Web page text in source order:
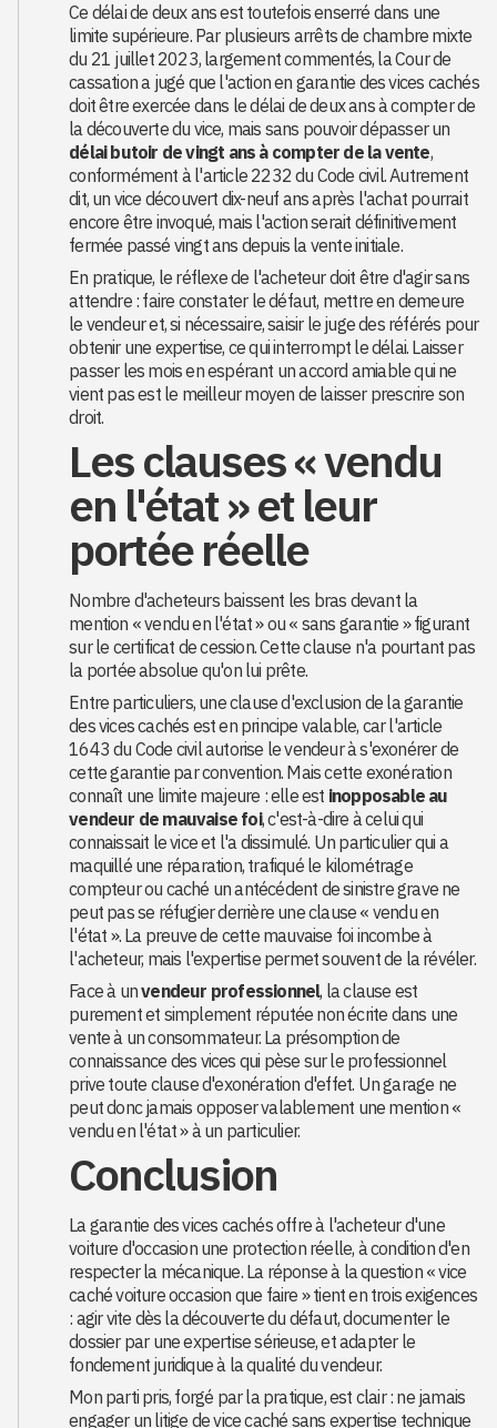
Ce délai de deux ans est toutefois enserré dans une
limite supérieure. Par plusieurs arrêts de chambre mixte
du 21 juillet 2023, largement commentés, la Cour de
cassation a jugé que l'action en garantie des vices cachés
doit être exercée dans le délai de deux ans à compter de
la découverte du vice, mais sans pouvoir dépasser un
délai butoir de vingt ans à compter de la vente,
conformément à l'article 2232 du Code civil. Autrement
dit, un vice découvert dix-neuf ans après l'achat pourrait
encore être invoqué, mais l'action serait définitivement
fermée passé vingt ans depuis la vente initiale.
En pratique, le réflexe de l'acheteur doit être d'agir sans
attendre : faire constater le défaut, mettre en demeure
le vendeur et, si nécessaire, saisir le juge des référés pour
obtenir une expertise, ce qui interrompt le délai. Laisser
passer les mois en espérant un accord amiable qui ne
vient pas est le meilleur moyen de laisser prescrire son
droit.
Les clauses « vendu
en l'état » et leur
portée réelle
Nombre d'acheteurs baissent les bras devant la
mention « vendu en l'état » ou « sans garantie » figurant
sur le certificat de cession. Cette clause n'a pourtant pas
la portée absolue qu'on lui prête.
Entre particuliers, une clause d'exclusion de la garantie
des vices cachés est en principe valable, car l'article
1643 du Code civil autorise le vendeur à s'exonérer de
cette garantie par convention. Mais cette exonération
connaît une limite majeure : elle est inopposable au
vendeur de mauvaise foi, c'est-à-dire à celui qui
connaissait le vice et l'a dissimulé. Un particulier qui a
maquillé une réparation, trafiqué le kilométrage
compteur ou caché un antécédent de sinistre grave ne
peut pas se réfugier derrière une clause « vendu en
l'état ». La preuve de cette mauvaise foi incombe à
l'acheteur, mais l'expertise permet souvent de la révéler.
Face à unvendeur professionnel, la clause est
purement et simplement réputée non écrite dans une
vente à un consommateur. La présomption de
connaissance des vices qui pèse sur le professionnel
prive toute clause d'exonération d'effet. Un garage ne
peut donc jamais opposer valablement une mention «
vendu en l'état » à un particulier.
Conclusion
La garantie des vices cachés offre à l'acheteur d'une
voiture d'occasion une protection réelle, à condition d'en
respecter la mécanique. La réponse à la question « vice
caché voiture occasion que faire » tient en trois exigences
: agir vite dès la découverte du défaut, documenter le
dossier par une expertise sérieuse, et adapter le
fondement juridique à la qualité du vendeur.
Mon parti pris, forgé par la pratique, est clair : ne jamais
engager un litige de vice caché sans expertise technique